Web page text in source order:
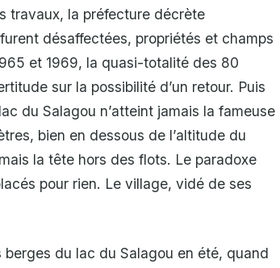
travaux, la préfecture décrète
désaffectées, propriétés et champs
et 1969, la quasi-totalité des 80
sur la possibilité d’un retour. Puis
du Salagou n’atteint jamais la fameuse
bien en dessous de l’altitude du
la tête hors des flots. Le paradoxe
pour rien. Le village, vidé de ses
du lac du Salagou en été, quand